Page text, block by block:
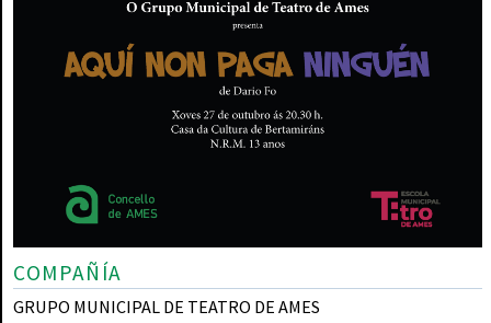
COMPAÑÍA
GRUPO MUNICIPAL DE TEATRO DE AMES